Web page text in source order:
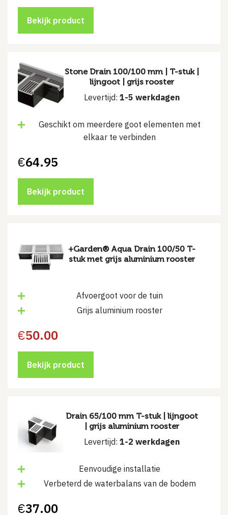
was:
€39.50.
is:
€28.50.
Bekijk product
Stone Drain 100/100 mm | T-stuk |
lijngoot | grijs rooster
Levertijd: 1-5 werkdagen
Geschikt om meerdere goot elementen met
elkaar te verbinden
€64.95
Bekijk product
+Garden® Aqua Drain 100/50 T-
stuk met grijs aluminium rooster
Afvoergoot voor de tuin
Grijs aluminium rooster
€50.00
Bekijk product
Drain 65/100 mm T-stuk | lijngoot
| grijs aluminium rooster
Levertijd: 1-2 werkdagen
Eenvoudige installatie
Verbeterd de waterbalans van de bodem
€37.00